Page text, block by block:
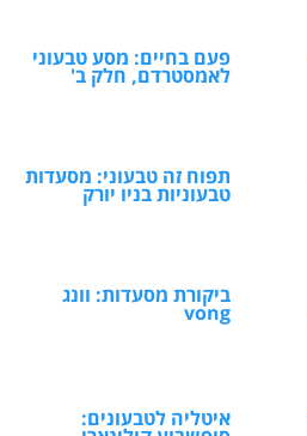
פעם בחיים: מסע טבעוני
לאמסטרדם, חלק ב'
תפוח זה טבעוני: מסעדות
טבעוניות בניו יורק
ביקורת מסעדות: וונג
vong
איטליה לטבעונים: